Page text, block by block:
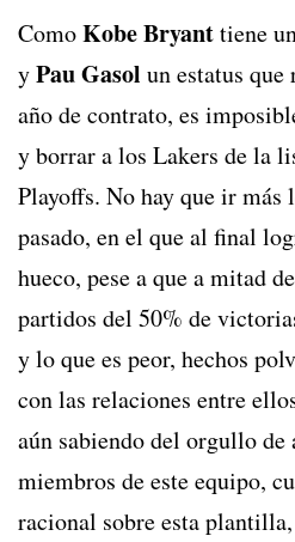
ComoKobe Bryanttiene
yPau Gasol un estatus
año de contrato, es
y borrar a los Lakers de la
Playoffs. No hay que ir más
pasado, en el que al final
hueco, pese a que a mitad
partidos del 50% de
y lo que es peor, hechos
con las relaciones entre
aún sabiendo del orgullo de
miembros de este equipo,
racional sobre esta